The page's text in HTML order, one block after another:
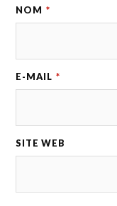
NOM *
E-MAIL *
SITE WEB